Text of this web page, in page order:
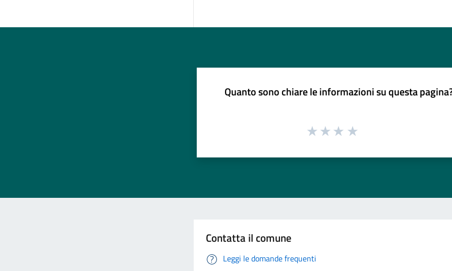
Quanto sono chiare le informazioni su questa
Contatta il comune
Leggi le domande frequenti